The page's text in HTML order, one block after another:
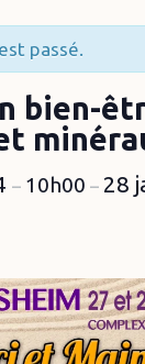
passé.
bien-
– 10h00 – 28